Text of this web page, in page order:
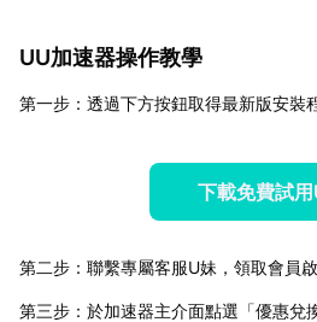
UU加速器操作教學
第一步：透過下方按鈕取得最新版安裝
下載免費試
第二步：聯繫專屬客服U妹，領取會員啟
第三步：於加速器主介面點選「優惠兌